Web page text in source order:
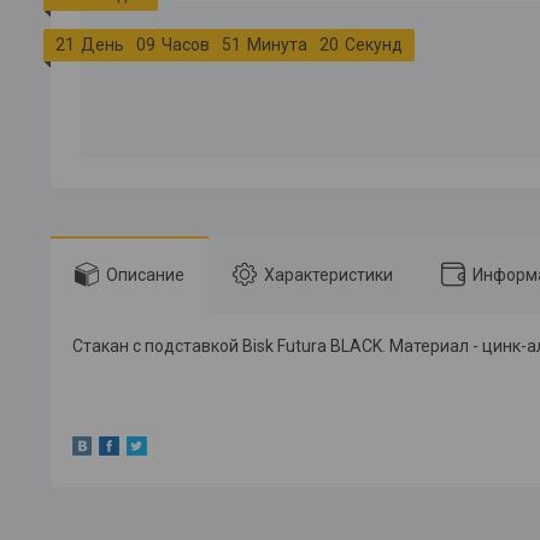
21 День 09 Часов 51 Минута 20 Секунд
Описание Характеристики
Стакан с подставкой Bisk Futura BLACK. Материал -